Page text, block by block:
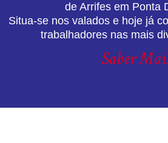
de Arrifes em Ponta
Situa-se nos valados e hoje já
trabalhadores nas mais
Saber